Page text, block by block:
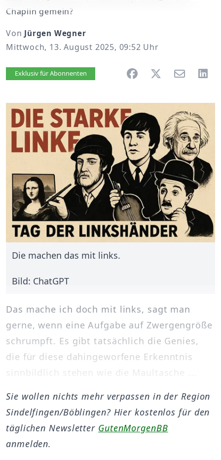
Chaplin gemein?
Von Jürgen Wegner
Mittwoch, 13. August 2025, 09:52 Uhr
Artikel vorlesen
Exklusiv für Abonnenten
Die machen das mit links.
Bild: ChatGPT
Das mache ich doch mit links, sagt man
gerne, wenn eine Aufgabe auf Zwergengröße
schrumpft. Es gibt tatsächlich die Genies,
die für diese dahingeworfene Erkenntnis
sinnbildlich stehen wie die Maultasche ...
Sie wollen nichts mehr verpassen in der Region
Sindelfingen/Böblingen? Hier kostenlos für den
täglichen Newsletter GutenMorgenBB
anmelden.